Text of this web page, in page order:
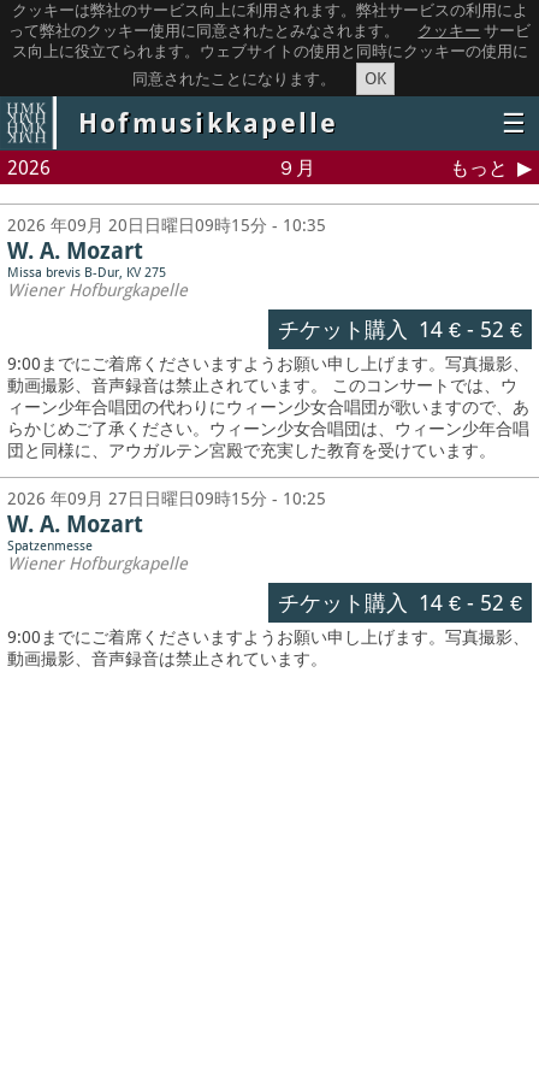
クッキーは弊社のサービス向上に利用されます。弊社サービスの利用によ
って弊社のクッキー使用に同意されたとみなされます。
クッキー サービ
ス向上に役立てられます。ウェブサイトの使用と同時にクッキーの使用に
同意されたことになります。
OK
Hofmusikkapelle ☰
2026 ９月 もっと
2026 年09月 20日日曜日09時15分 - 10:35
W. A. Mozart
Missa brevis B-Dur, KV 275
Wiener Hofburgkapelle
チケット購入 14 €- 52 €
9:00までにご着席くださいますようお願い申し上げます。写真撮影、
動画撮影、音声録音は禁止されています。 このコンサートでは、ウ
ィーン少年合唱団の代わりにウィーン少女合唱団が歌いますので、あ
らかじめご了承ください。ウィーン少女合唱団は、ウィーン少年合唱
団と同様に、アウガルテン宮殿で充実した教育を受けています。
2026 年09月 27日日曜日09時15分 - 10:25
W. A. Mozart
Spatzenmesse
Wiener Hofburgkapelle
チケット購入 14 €- 52 €
9:00までにご着席くださいますようお願い申し上げます。写真撮影、
動画撮影、音声録音は禁止されています。